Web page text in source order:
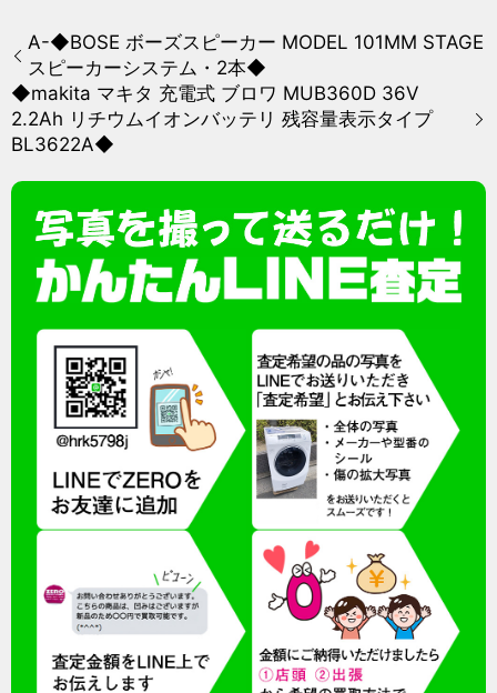
A-◆BOSE ボーズスピーカー MODEL 101MM STAGE
スピーカーシステム・2本◆
◆makita マキタ 充電式 ブロワ MUB360D 36V
2.2Ah リチウムイオンバッテリ 残容量表示タイプ
BL3622A◆